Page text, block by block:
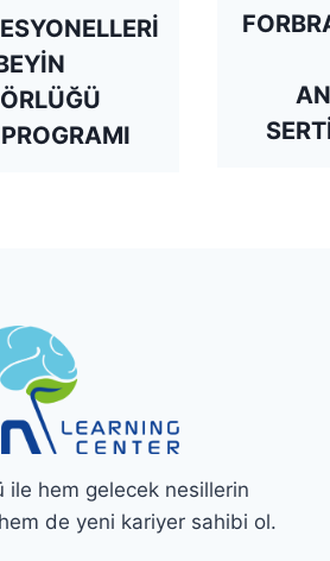
ile hem gelecek nesillerin
de yeni kariyer sahibi ol.